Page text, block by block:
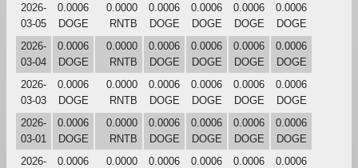
2026-
03-05
0.0006
DOGE
0.0000
RNTB
0.0006
DOGE
0.0006
DOGE
0.0006
DOGE
0.0006
DOGE
2026-
03-04
0.0006
DOGE
0.0000
RNTB
0.0006
DOGE
0.0006
DOGE
0.0006
DOGE
0.0006
DOGE
2026-
03-03
0.0006
DOGE
0.0000
RNTB
0.0006
DOGE
0.0006
DOGE
0.0006
DOGE
0.0006
DOGE
2026-
03-01
0.0006
DOGE
0.0000
RNTB
0.0006
DOGE
0.0006
DOGE
0.0006
DOGE
0.0006
DOGE
2026-
0.0006
0.0000
0.0006
0.0006
0.0006
0.0006